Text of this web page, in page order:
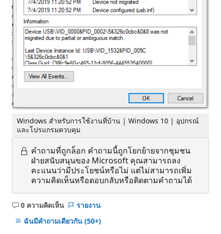
Windows สำหรับการใช้งานที่บ้าน | Windows 10 | อุปกรณ์
และโปรแกรมควบคุม
คำถามที่ถูกล็อก คำถามนี้ถูกโยกย้ายจากชุมชน
ฝ่ายสนับสนุนของ Microsoft คุณสามารถลง
คะแนนว่ามีประโยชน์หรือไม่ แต่ไม่สามารถเพิ่ม
ความคิดเห็นหรือตอบกลับหรือติดตามคำถามได้
0 ความคิดเห็น
ไม่มี
ข้อคิด
รายงาน
ฉันมีคําถามเดียวกัน (50+)